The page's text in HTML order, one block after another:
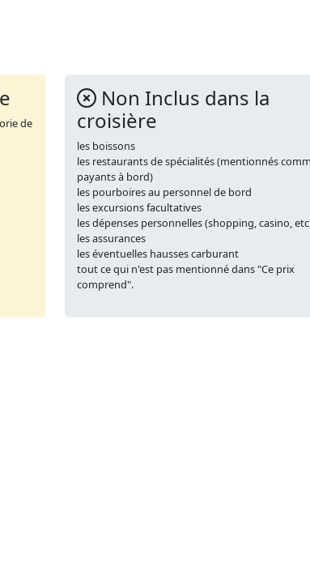
de
Non Inclus dans la
croisière
les boissons
les restaurants de spécialités (mentionnés
payants à bord)
les pourboires au personnel de bord
les excursions facultatives
les dépenses personnelles (shopping, casino,
les assurances
les éventuelles hausses carburant
tout ce qui n'est pas mentionné dans "Ce prix
comprend".